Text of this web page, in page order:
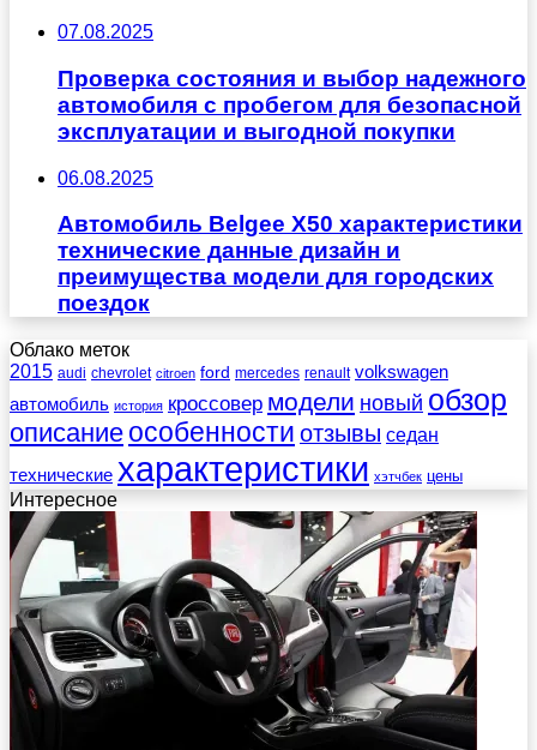
07.08.2025
Проверка состояния и выбор надежного
автомобиля с пробегом для безопасной
эксплуатации и выгодной покупки
06.08.2025
Автомобиль Belgee X50 характеристики
технические данные дизайн и
преимущества модели для городских
поездок
Облако меток
2015 audi chevrolet citroen ford mercedes renault volkswagen
автомобиль история кроссовер модели новый обзор
описание особенности отзывы седан
технические характеристики хэтчбек цены
Интересное